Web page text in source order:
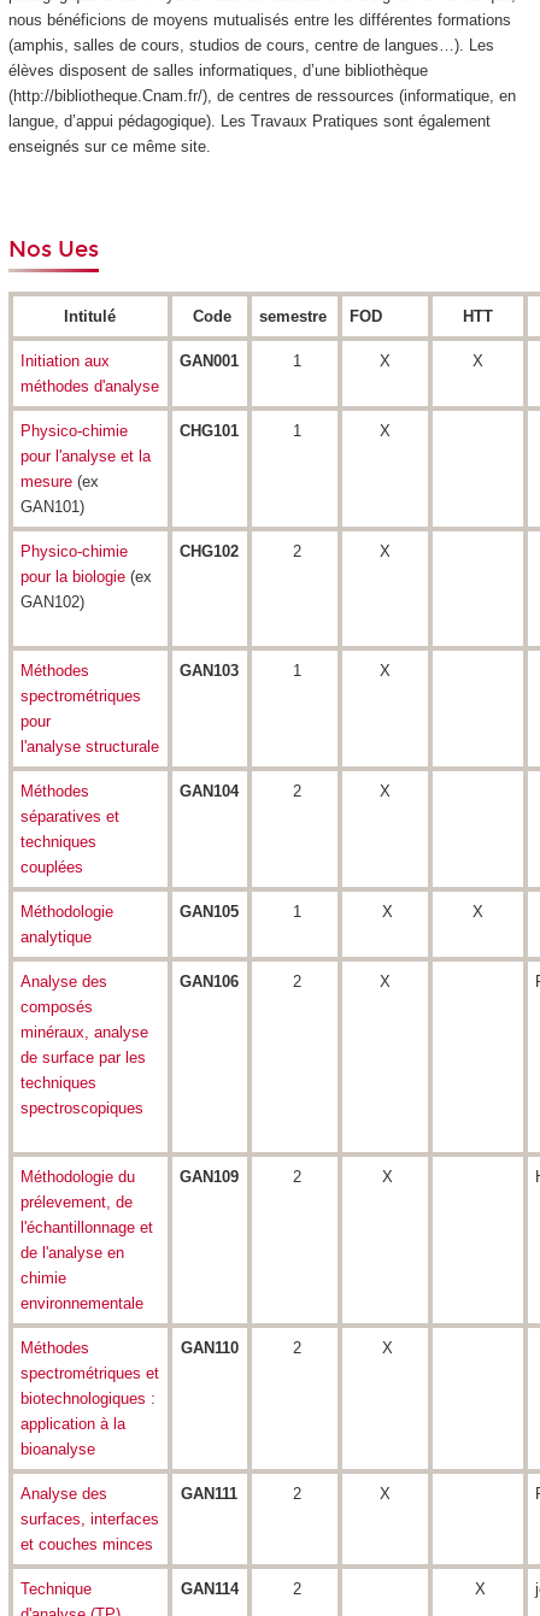
nous bénéficions de moyens mutualisés entre les différentes formations
(amphis, salles de cours, studios de cours, centre de langues…). Les
élèves disposent de salles informatiques, d’une bibliothèque
(http://bibliotheque.Cnam.fr/), de centres de ressources (informatique, en
langue, d’appui pédagogique). Les Travaux Pratiques sont également
enseignés sur ce même site.
Nos Ues
Intitulé Code semestre FOD HTT
Initiation aux
méthodes d'analyse
GAN001 1 X X
Physico-chimie
pour l'analyse et la
mesure (ex
GAN101)
CHG101 1 X
Physico-chimie
pour la biologie (ex
GAN102)
CHG102 2 X
Méthodes
spectrométriques
pour
l'analyse structurale
GAN103 1 X
Méthodes
séparatives et
techniques
couplées
GAN104 2 X
Méthodologie
analytique
GAN105 1 X X
Analyse des
composés
minéraux, analyse
de surface par les
techniques
spectroscopiques
GAN106 2 X
Méthodologie du
prélevement, de
l'échantillonnage et
de l'analyse en
chimie
environnementale
GAN109 2 X
Méthodes
spectrométriques et
biotechnologiques :
application à la
bioanalyse
GAN110 2 X
Analyse des
surfaces, interfaces
et couches minces
GAN111 2 X
Technique
GAN114 2 X